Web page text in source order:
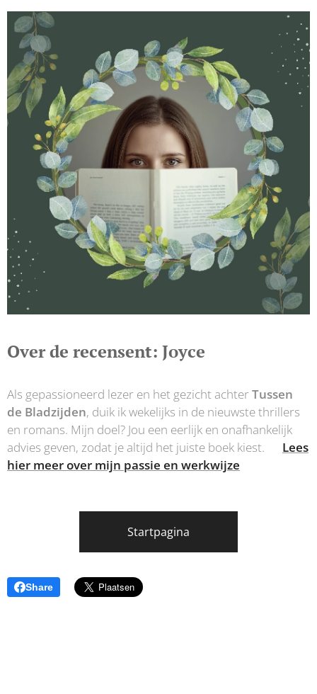
Over de recensent: Joyce
Als gepassioneerd lezer en het gezicht achterTussen
de Bladzijden, duik ik wekelijks in de nieuwste thrillers
en romans. Mijn doel? Jou een eerlijk en onafhankelijk
advies geven, zodat je altijd het juiste boek kiest.👉 Lees
hier meer over mijn passie en werkwijze
Startpagina
Share